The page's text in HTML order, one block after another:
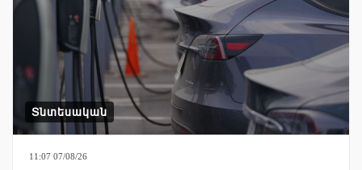
Տնտեսական
11:07 07/08/26